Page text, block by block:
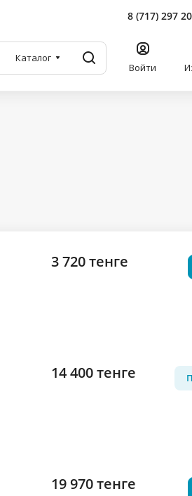
8 (717) 297
Каталог
Войти
3 720 тенге
14 400 тенге
19 970 тенге